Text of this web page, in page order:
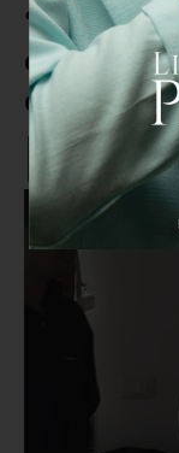
“Ci
coltelli”: il
dopo la